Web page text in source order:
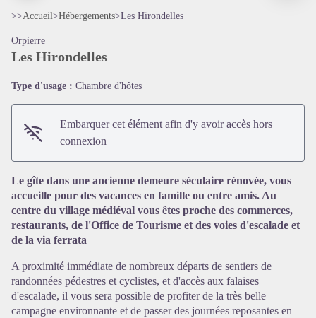
Voir l'image en plein écran
>>Accueil>Hébergements>Les Hirondelles
Orpierre
Les Hirondelles
Type d'usage : Chambre d'hôtes
Embarquer cet élément afin d'y avoir accès hors
connexion
Le gîte dans une ancienne demeure séculaire rénovée, vous
accueille pour des vacances en famille ou entre amis. Au
centre du village médiéval vous êtes proche des commerces,
restaurants, de l'Office de Tourisme et des voies d'escalade et
de la via ferrata
A proximité immédiate de nombreux départs de sentiers de
randonnées pédestres et cyclistes, et d'accès aux falaises
d'escalade, il vous sera possible de profiter de la très belle
campagne environnante et de passer des journées reposantes en